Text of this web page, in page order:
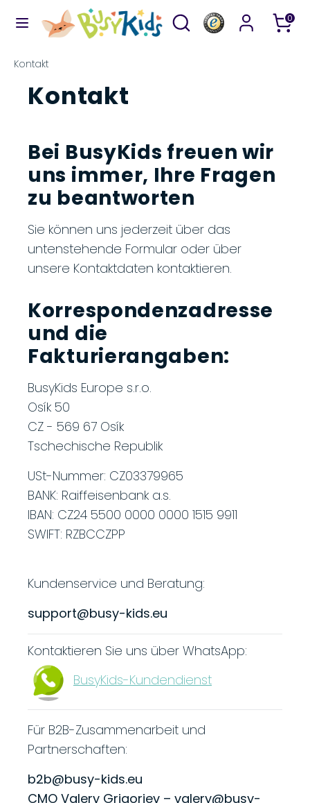
zum
Suchen
Durchsuchen
Sie
unseren
0
SuchenDurchsuchen
unseren
Kontakt
Kontakt
Bei BusyKids freuen wir
uns immer, Ihre Fragen
zu beantworten
Sie können uns jederzeit über das
untenstehende Formular oder über
unsere Kontaktdaten kontaktieren.
Korrespondenzadresse
und die
Fakturierangaben:
BusyKids Europe s.r.o.
Osík 50
CZ - 569 67 Osík
Tschechische Republik
USt-Nummer: CZ03379965
BANK: Raiffeisenbank a.s.
IBAN: CZ24 5500 0000 0000 1515 9911
SWIFT: RZBCCZPP
Kundenservice und Beratung:
support@busy-kids.eu
Kontaktieren Sie uns über WhatsApp:
BusyKids-Kundendienst
Für B2B-Zusammenarbeit und
Partnerschaften:
b2b@busy-kids.eu
CMO Valery Grigorjev – valery@busy-